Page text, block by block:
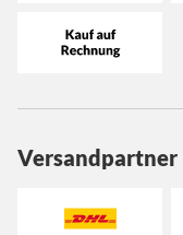
Versandpartner